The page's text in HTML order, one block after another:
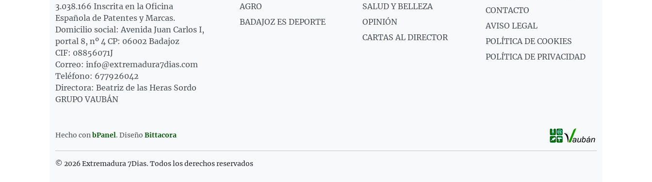
3.038.166 Inscrita en la Oficina
Española de Patentes y Marcas.
Domicilio social: Avenida Juan Carlos I,
portal 8, nº 4 CP: 06002 Badajoz
CIF: 08856071J
Correo: info@extremadura7dias.com
Teléfono: 677926042
Directora: Beatriz de las Heras Sordo
GRUPO VAUBÁN
AGRO
BADAJOZ ES DEPORTE
SALUD Y BELLEZA
OPINIÓN
CARTAS AL DIRECTOR
CONTACTO
AVISO LEGAL
POLÍTICA DE COOKIES
POLÍTICA DE PRIVACIDAD
Hecho conbPanel. Diseño Bittacora
© 2026 Extremadura 7Dias. Todos los derechos reservados